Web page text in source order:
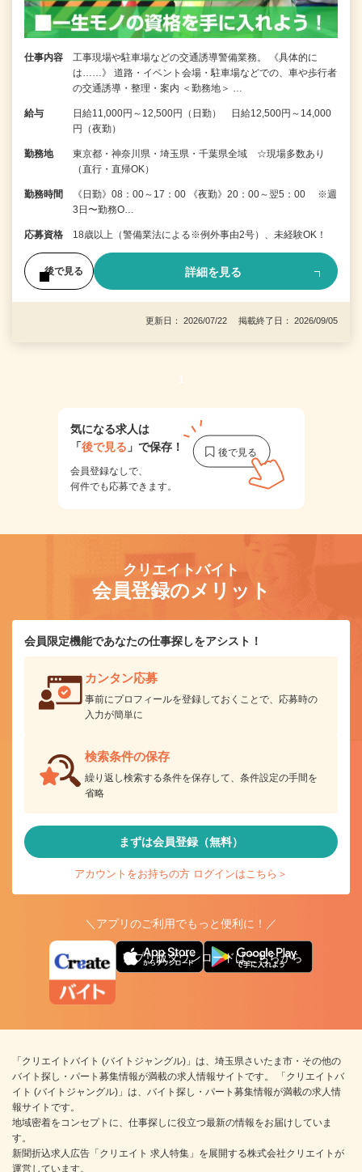
仕事内容
工事現場や駐車場などの交通誘導警備業務。 《具体的に
は……》 道路・イベント会場・駐車場などでの、車や歩行者
の交通誘導・整理・案内 ＜勤務地＞ …
給与
日給11,000円～12,500円（日勤） 日給12,500円～14,000
円（夜勤）
勤務地
東京都・神奈川県・埼玉県・千葉県全域 ☆現場多数あり
（直行・直帰OK）
勤務時間
《日勤》08：00～17：00 《夜勤》20：00～翌5：00 ※週
3日〜勤務O…
応募資格 18歳以上（警備業法による※例外事由2号）、未経験OK！
後で見る 詳細を見る
更新日： 2026/07/22 掲載終了日： 2026/09/05
1
気になる求人は
「後で見る 」で保存！
会員登録なしで、
何件でも応募できます。
クリエイトバイト
会員登録のメリット
会員限定機能であなたの仕事探しをアシスト！
カンタン応募
事前にプロフィールを登録しておくことで、応募時の
入力が簡単に
検索条件の保存
繰り返し検索する条件を保存して、条件設定の手間を
省略
まずは会員登録（無料）
アカウントをお持ちの方 ログインはこちら＞
＼アプリのご利用でもっと便利に！／
アプリ版ダウンロードはこちらから
「クリエイトバイト (バイトジャングル)」は、埼玉県さいたま市・その他の
バイト探し・パート募集情報が満載の求人情報サイトです。 「クリエイトバ
イト (バイトジャングル)」は、バイト探し・パート募集情報が満載の求人情
報サイトです。
地域密着をコンセプトに、仕事探しに役立つ最新の情報をお届けしていま
す。
新聞折込求人広告「クリエイト 求人特集」を展開する株式会社クリエイトが
運営しています。